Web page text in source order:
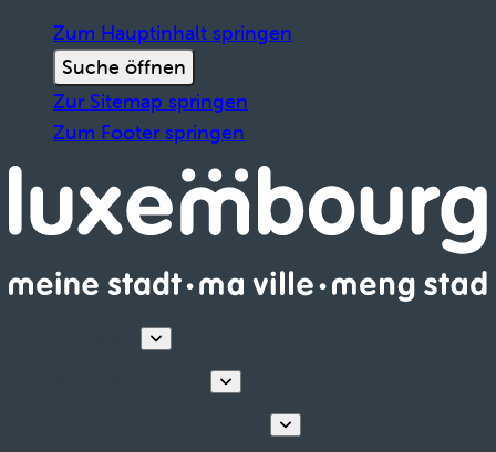
Zum Hauptinhalt springen
Suche öffnen
Zur Sitemap springen
Zum Footer springen